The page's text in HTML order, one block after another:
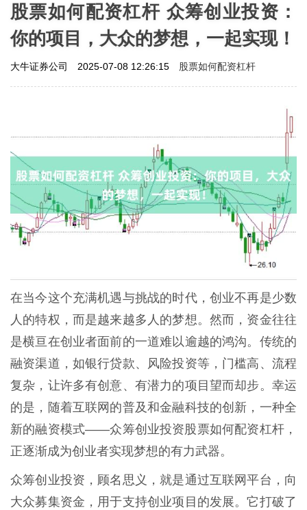
股票如何配资杠杆 众筹创业投资：
你的项目，大众的梦想，一起实现！
大牛证券公司 2025-07-08 12:26:15 股票如何配资杠杆
在当今这个充满机遇与挑战的时代，创业不再是少数
人的特权，而是越来越多人的梦想。然而，资金往往
是横亘在创业者面前的一道难以逾越的鸿沟。传统的
融资渠道，如银行贷款、风险投资等，门槛高、流程
复杂，让许多有创意、有潜力的项目望而却步。幸运
的是，随着互联网的普及和金融科技的创新，一种全
新的融资模式——众筹创业投资股票如何配资杠杆，
正逐渐成为创业者实现梦想的有力武器。
众筹创业投资，顾名思义，就是通过互联网平台，向
大众募集资金，用于支持创业项目的发展。它打破了